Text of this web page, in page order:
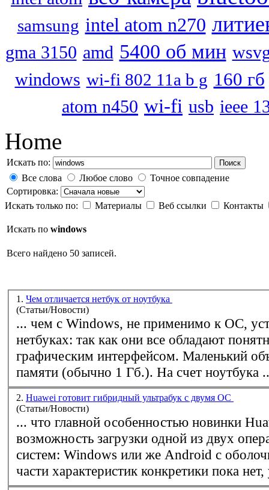
samsung intel atom n270
gma 3150 amd 5400 об мин
windows wi-fi 802 11a b g 160 гб
atom n450 wi-fi usb ieee
Home
Искать по: Поиск
Все слова Любое слово
Точное совпадение
Сортировка:
Искать только по:
Материалы Веб ссылки Контакты
Искать по windows
Всего найдено 50 записей.
1. Чем отличается нетбук от ноутбука
(Статьи/Новости)
... чем c Windows, не применимо к ОС,
нетбуках: так как они все обладают
графическим интерфейсом. Маленький объем оперативной
памяти (обычно 1 Гб.). На счет
2. Huawei готовит гибридный ультрабук с двумя ОС
(Статьи/Новости)
... что главной особенностью новинки
возможность загрузки одной из двух
систем: Windows или же Android с
части характеристик конкретики пока